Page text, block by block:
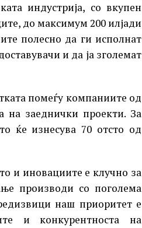
индустрија, со вкупен
до максимум 200 илјади
полесно да ги исполнат
и да ја зголемат
помеѓу компаниите од
на заеднички проекти. За
ќе изнесува 70 отсто од
и иновациите е клучно за
производи со поголема
наш приоритет е
и конкурентноста на